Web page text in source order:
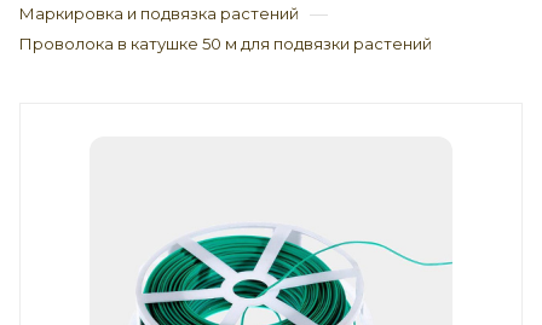
Маркировка и подвязка растений —
Проволока в катушке 50 м для подвязки растений